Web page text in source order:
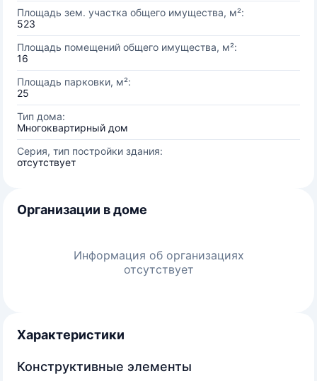
Площадь зем. участка общего имущества, м²:
523
Площадь помещений общего имущества, м²:
16
Площадь парковки, м²:
25
Тип дома:
Многоквартирный дом
Серия, тип постройки здания:
отсутствует
Организации в доме
Информация об организациях
отсутствует
Характеристики
Конструктивные элементы